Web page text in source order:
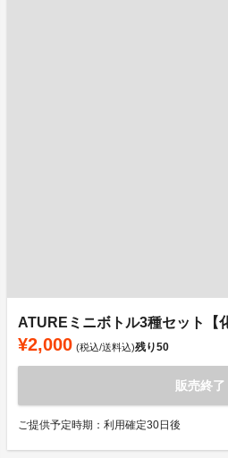
ATUREミニボトル3種セット【
¥2,000 (税込/送料込)残り50
販売終了
ご提供予定時期：利用確定30日後